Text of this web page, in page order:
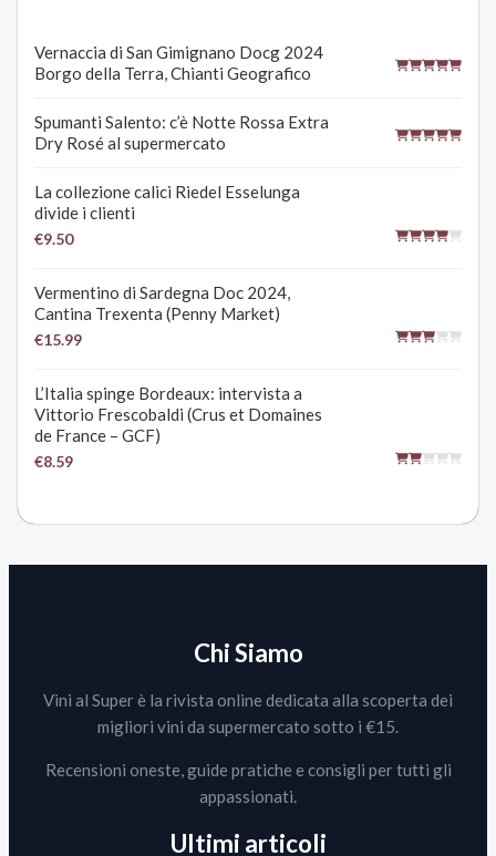
Vernaccia di San Gimignano Docg 2024
Borgo della Terra, Chianti Geografico
Spumanti Salento: c’è Notte Rossa Extra
Dry Rosé al supermercato
La collezione calici Riedel Esselunga
divide i clienti
€9.50
Vermentino di Sardegna Doc 2024,
Cantina Trexenta (Penny Market)
€15.99
L’Italia spinge Bordeaux: intervista a
Vittorio Frescobaldi (Crus et Domaines
de France – GCF)
€8.59
Chi Siamo
Vini al Super è la rivista online dedicata alla scoperta dei
migliori vini da supermercato sotto i €15.
Recensioni oneste, guide pratiche e consigli per tutti gli
appassionati.
Ultimi articoli